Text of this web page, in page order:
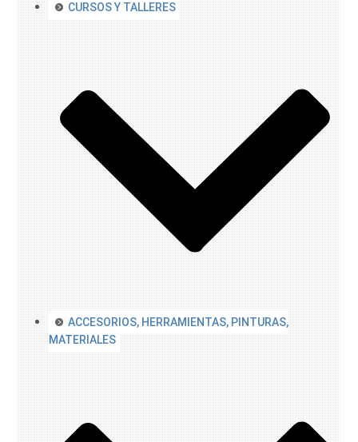
CURSOS Y TALLERES
ACCESORIOS, HERRAMIENTAS, PINTURAS,
MATERIALES